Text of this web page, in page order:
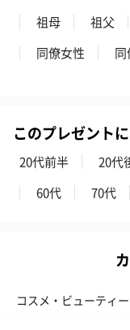
祖母
祖父
同僚女性
このプレゼント
20代前半 20代
60代
70代
コスメ・ビューティー